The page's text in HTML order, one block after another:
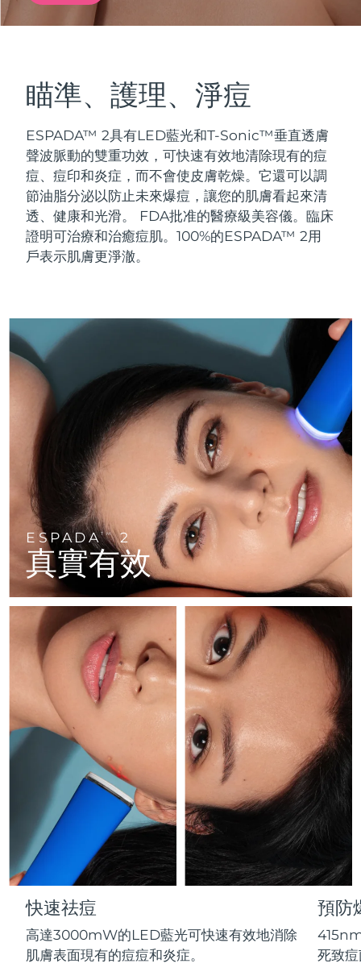
瞄準、護理、淨痘
ESPADA™ 2具有LED藍光和T-Sonic™垂直透膚
聲波脈動的雙重功效，可快速有效地清除現有的痘
痘、痘印和炎症，而不會使皮膚乾燥。它還可以調
節油脂分泌以防止未來爆痘，讓您的肌膚看起來清
透、健康和光滑。
FDA批准的醫療級美容儀。臨床
證明可治療和治癒痘肌。100%的ESPADA™ 2用
戶表示肌膚更淨澈。
ESPADATM2
真實有效
快速祛痘
高達3000mW的LED藍光可快速有效地消除
肌膚表面現有的痘痘和炎症。
預防
死致
紅光療法
面部清潔
LUNA™ 4 套裝
Anti-aging massage
LUNA™ 4 Plus
LUNA™ 4 Men
For men, anti-aging massage
LUNA™ 4 mini
For young skin, T-zone
LUNA™ 4 go
For travel or gym bag
LUNA™護膚
Premium cleansers & balm
LUNA™ 設備
All facial cleansing devices
緊致提拉
BEAR™ 2 套裝
Microcurrent toning
BEAR™ 2 go
BEAR™ 2 eyes & lips
Microcurrent line smoothing device
面部提拉護理
Premium anti-aging skincare
BEAR™ 設備
All premium facelift devices
補水保濕
Near-infrared and red light therapy
UFO™ 3 mini
Red light therapy device for young skin
UFO™ 3 go
Portable red light therapy
面膜
Rejuvenation & hydration
UFO™ 設備
All deep facial hydration devices
issa™ 4 plus
Smart hybrid silicone sonic toothbrush
issa™ 4 smile
Hybrid silicone sonic toothbrush
issa™ 4 baby
For ages 0-3
issa™ Teeth Whitening Set
Dual LED + sonic device & 18% PAP gel
ISSA™ 設備
All silicone sonic toothbrushes
FAQ™ 101
Clinical anti-aging
FAQ™ 102
Advanced clinical anti-aging
FAQ™ 103
Luxurious clinical anti-aging set
FAQ™ P1 Primer
Manuka honey primer
FAQ™護膚品
All FAQ™ skincare
FAQ™產品
All anti-aging treatments
LED 護理
NEW
FAQ™ 201
LED mask
FAQ™ 202
LED mask
FAQ™ 211
Anti-aging neck & décolleté LED mask
FAQ™ 221
Anti-aging LED hand mask
FAQ™護膚品
All FAQ™ skincare
FAQ™產品
All LED treatments
生髮
FAQ™ 301
LED hair strengthening scalp massager
FAQ™ Scalp Serum
Scalp recovery probiotic serum
FAQ™護膚品
All FAQ™ skincare
FAQ™產品
All hair treatments
肌膚年輕化
NEW
FAQ™ 501
Full-Spectrum Red Light Therapy
FAQ™ 502
Full-Spectrum Red Light Therapy
FAQ™ Red Light Serum
FAQ™ skincare
All FAQ™ skincare
FAQ™ products
All toning treatments
保健品
NEW
專業治療
脫毛
PEACH™ 2 Pro Max
Professional IPL hair removal device
PEACH™ 2
IPL hair removal
PEACH™ 2 go
Travel-friendly IPL hair removal
身體護理
BEAR™ 2 body
Microcurrent body toning
LUNA™ 4 body
Massaging body brush
SUPERCHARGED™ serum
Firming body serum
痘肌護理
ESPADA™ 2 plus
Recurring acne LED therapy
ESPADA™ 2
Acne treatment device
眼部護理
BEAR™ 2 eyes & lips
Microcurrent line smoothing device
IRIS™ 2
Rejuvenating eye massager
毛孔護理
KIWI™ derma
護發
LUNA™ 4 hair
NEW
奧地利 預計送達日期
比利時 預計送達日期8/10/26
百慕達 預計送達日期8/16/26
波士尼亞與赫塞哥維納 預計送達日期 8/13/26
加拿大 預計送達日期 8/14/26
智利 預計送達日期 8/14/26
中國 預計送達日期8/10/26
哥倫比亞 預計送達日期
克羅埃西亞 預計送達日期 8/10/26
賽普勒斯 預計送達日期8/11/26
捷克 8/10/26
丹麥 預計送達日期8/10/26
愛沙尼亞 預計送達日期 8/10/26
芬蘭 8/10/26
法國 預計送達日期 8/10/26
法屬玻里尼西亞 預計送達日期8/14/26
德國 預計送達日期 8/10/26
直布羅陀 預計送達日期8/14/26
希臘 預計送達日期8/10/26
中國香港特別行政區 8/11/26
匈牙利 8/10/26